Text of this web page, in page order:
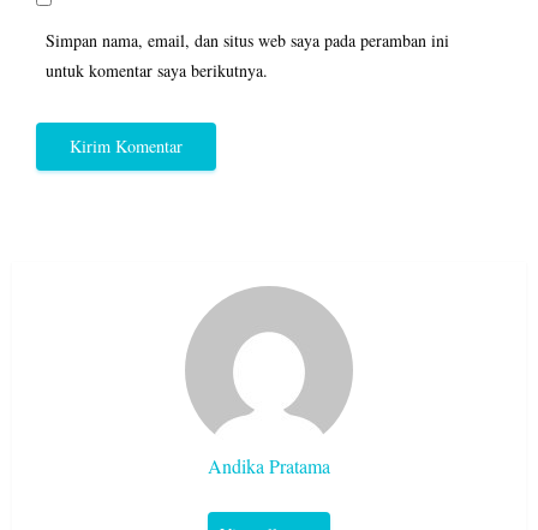
Simpan nama, email, dan situs web saya pada peramban ini
untuk komentar saya berikutnya.
Andika Pratama